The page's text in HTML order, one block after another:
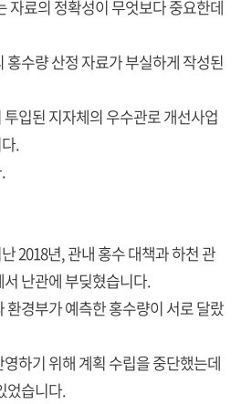
자료의 정확성이 무엇보다 중요한데
홍수량 산정 자료가 부실하게 작성된
입된 지자체의 우수관로 개선사업
.
2018년, 관내 홍수 대책과 하천 관
난관에 부딪혔습니다.
환경부가 예측한 홍수량이 서로 달랐
하기 위해 계획 수립을 중단했는데
었습니다.